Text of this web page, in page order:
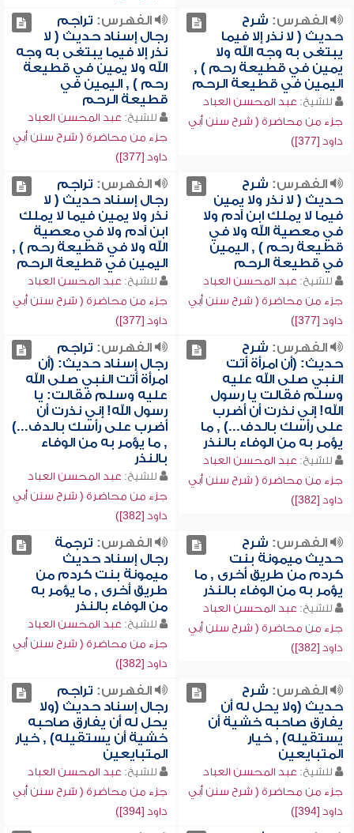
الفهرس: شرح
حديث ( لا نذر إلا فيما
يبتغى به وجه الله ولا
يمين في قطيعة رحم ) ,
اليمين في قطيعة الرحم
للشيخ: عبد المحسن العباد
جزء من محاضرة ( شرح سنن أبي
داود [377])
الفهرس: تراجم
رجال إسناد حديث ( لا
نذر إلا فيما يبتغى به وجه
الله ولا يمين في قطيعة
رحم ) , اليمين في
قطيعة الرحم
للشيخ: عبد المحسن العباد
جزء من محاضرة ( شرح سنن أبي
داود [377])
الفهرس: شرح
حديث ( لا نذر ولا يمين
فيما لا يملك ابن آدم ولا
في معصية الله ولا في
قطيعة رحم ) , اليمين
في قطيعة الرحم
للشيخ: عبد المحسن العباد
جزء من محاضرة ( شرح سنن أبي
داود [377])
الفهرس: تراجم
رجال إسناد حديث ( لا
نذر ولا يمين فيما لا يملك
ابن آدم ولا في معصية
الله ولا في قطيعة رحم ) ,
اليمين في قطيعة الرحم
للشيخ: عبد المحسن العباد
جزء من محاضرة ( شرح سنن أبي
داود [377])
الفهرس: شرح
حديث: (أن امرأة أتت
النبي صلى الله عليه
وسلم فقالت يا رسول
الله! إني نذرت أن أضرب
على رأسك بالدف...) , ما
يؤمر به من الوفاء بالنذر
للشيخ: عبد المحسن العباد
جزء من محاضرة ( شرح سنن أبي
داود [382])
الفهرس: تراجم
رجال إسناد حديث: (أن
امرأة أتت النبي صلى الله
عليه وسلم فقالت: يا
رسول الله! إني نذرت أن
أضرب على رأسك بالدف...)
, ما يؤمر به من الوفاء
بالنذر
للشيخ: عبد المحسن العباد
جزء من محاضرة ( شرح سنن أبي
داود [382])
الفهرس: شرح
حديث ميمونة بنت
كردم من طريق أخرى , ما
يؤمر به من الوفاء بالنذر
للشيخ: عبد المحسن العباد
جزء من محاضرة ( شرح سنن أبي
داود [382])
الفهرس: ترجمة
رجال إسناد حديث
ميمونة بنت كردم من
طريق أخرى , ما يؤمر به
من الوفاء بالنذر
للشيخ: عبد المحسن العباد
جزء من محاضرة ( شرح سنن أبي
داود [382])
الفهرس: شرح
حديث (ولا يحل له أن
يفارق صاحبه خشية أن
يستقيله) , خيار
المتبايعين
للشيخ: عبد المحسن العباد
جزء من محاضرة ( شرح سنن أبي
داود [394])
الفهرس: تراجم
رجال إسناد حديث (ولا
يحل له أن يفارق صاحبه
خشية أن يستقيله) , خيار
المتبايعين
للشيخ: عبد المحسن العباد
جزء من محاضرة ( شرح سنن أبي
داود [394])